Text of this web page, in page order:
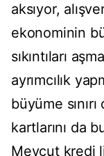
aksıyor,
ekonominin
sıkıntıları
ayrımcılık
büyüme
kartlarını da
Mevcut kredi